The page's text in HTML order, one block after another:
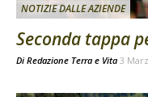
NOTIZIE DALLE AZIENDE
Seconda tappa
Di Redazione Terra e Vita 3